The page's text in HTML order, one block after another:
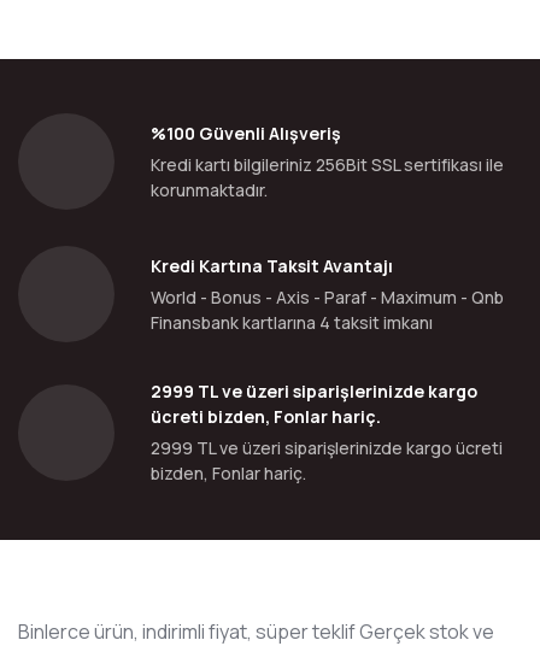
%100 Güvenli Alışveriş
Kredi kartı bilgileriniz 256Bit SSL sertifikası ile
korunmaktadır.
Kredi Kartına Taksit Avantajı
World - Bonus - Axis - Paraf - Maximum - Qnb
Finansbank kartlarına 4 taksit imkanı
2999 TL ve üzeri siparişlerinizde kargo
ücreti bizden, Fonlar hariç.
2999 TL ve üzeri siparişlerinizde kargo ücreti
bizden, Fonlar hariç.
Binlerce ürün, indirimli fiyat, süper teklif Gerçek stok ve